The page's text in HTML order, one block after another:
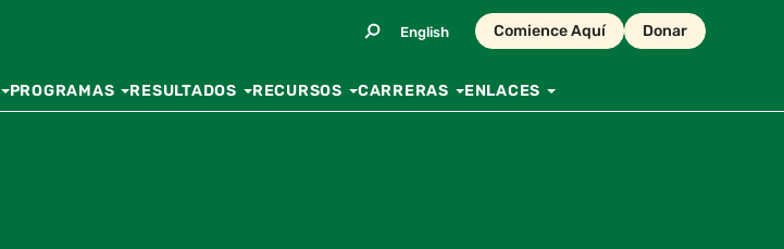
English Comience Aquí Donar
PROGRAMAS RESULTADOS RECURSOS CARRERAS ENLACES